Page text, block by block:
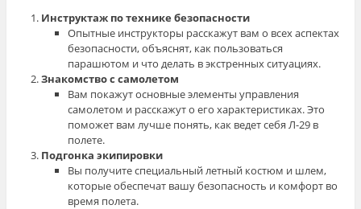
Инструктаж по технике безопасности
Опытные инструкторы расскажут вам о всех аспектах
безопасности, объяснят, как пользоваться
парашютом и что делать в экстренных ситуациях.
Знакомство с самолетом
Вам покажут основные элементы управления
самолетом и расскажут о его характеристиках. Это
поможет вам лучше понять, как ведет себя Л-29 в
полете.
Подгонка экипировки
Вы получите специальный летный костюм и шлем,
которые обеспечат вашу безопасность и комфорт во
время полета.